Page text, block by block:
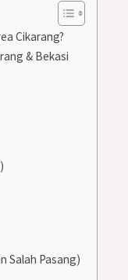
Cikarang?
& Bekasi
Salah Pasang)